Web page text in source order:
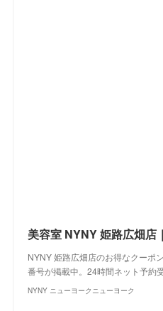
NYNY 姫路広畑店のお得なクーポ
番号が掲載中。24時間ネット予約受
NYNY ニューヨークニューヨーク